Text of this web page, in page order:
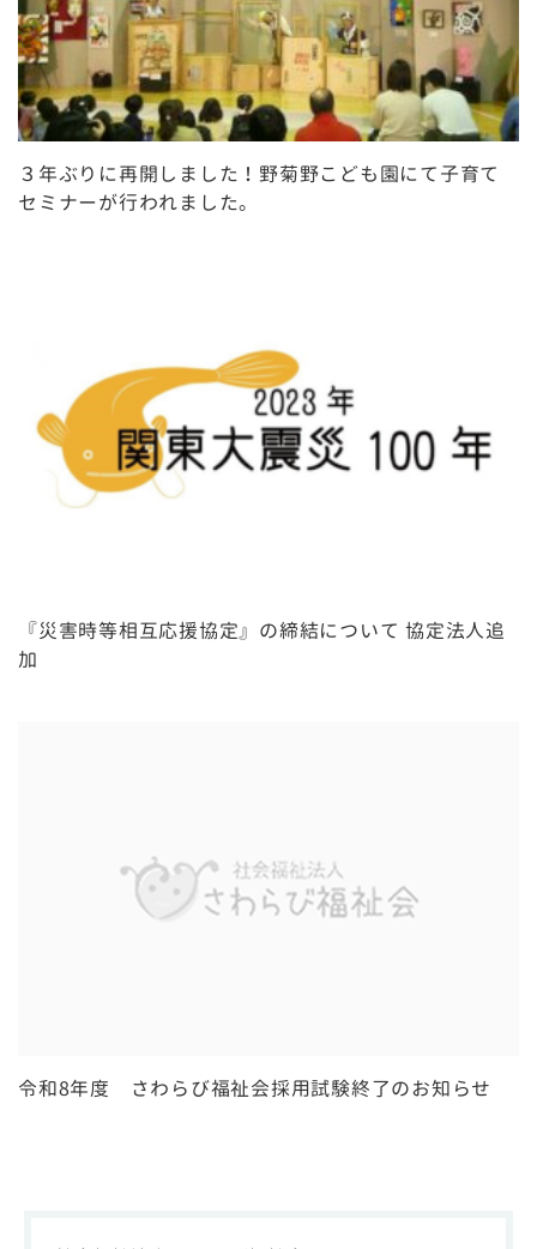
３年ぶりに再開しました！野菊野こども園にて子育て
セミナーが行われました。
『災害時等相互応援協定』の締結について 協定法人追
加
令和8年度 さわらび福祉会採用試験終了のお知らせ